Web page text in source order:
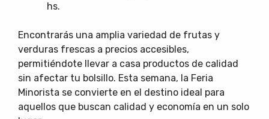
hs.
Encontrarás una amplia variedad de frutas y
verduras frescas a precios accesibles,
permitiéndote llevar a casa productos de calidad
sin afectar tu bolsillo. Esta semana, la Feria
Minorista se convierte en el destino ideal para
aquellos que buscan calidad y economía en un solo